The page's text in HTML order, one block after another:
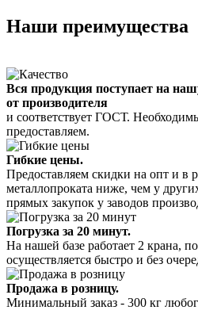
Наши преимущества
Вся продукция поступает на
от производителя
и соответствует ГОСТ.
предоставляем.
Гибкие цены.
Предоставляем скидки на опт и в
металлопроката ниже, чем у
прямых закупок у заводов
Погрузка за 20 минут.
На нашей базе работает 2 крана,
осуществляется быстро и без
Продажа в розницу.
Минимальный заказ - 300 кг